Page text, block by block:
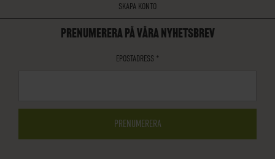
SKAPA KONTO
PRENUMERERA PÅ VÅRA NYHETSBREV
EPOSTADRESS *